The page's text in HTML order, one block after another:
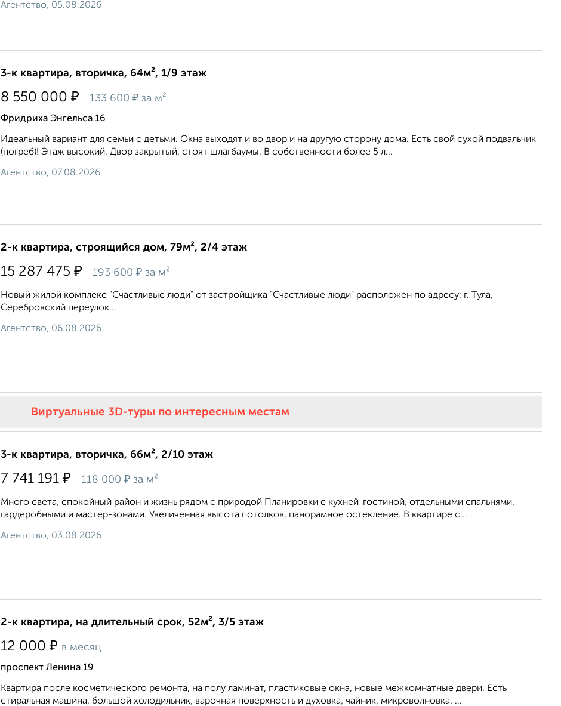
Агентство, 05.08.2026
3-к квартира, вторичка, 64м², 1/9 этаж
8 550 000 ₽ 133 600 ₽ за м²
Фридриха Энгельса 16
Идеальный вариант для семьи с детьми. Окна выходят и во двор и на другую сторону дома. Есть свой сухой подвальчик
(погреб)! Этаж высокий. Двoр закpытый, cтoят шлaгбaумы. В cобствeннoсти более 5 л...
Агентство, 07.08.2026
2-к квартира, строящийся дом, 79м², 2/4 этаж
15 287 475 ₽ 193 600 ₽ за м²
Новый жилой комплекс "Счастливые люди" от застройщика "Счастливые люди" расположен по адресу: г. Тула,
Серебровский переулок...
Агентство, 06.08.2026
Виртуальные 3D-туры по интересным местам
3-к квартира, вторичка, 66м², 2/10 этаж
7 741 191 ₽ 118 000 ₽ за м²
Много света, спокойный район и жизнь рядом с природой Планировки с кухней-гостиной, отдельными спальнями,
гардеробными и мастер-зонами. Увеличенная высота потолков, панорамное остекление. В квартире с...
Агентство, 03.08.2026
2-к квартира, на длительный срок, 52м², 3/5 этаж
12 000 ₽ в месяц
проспект Ленина 19
Квартира после косметического ремонта, на полу ламинат, пластиковые окна, новые межкомнатные двери. Есть
стиральная машина, большой холодильник, варочная поверхность и духовка, чайник, микроволновка, ...